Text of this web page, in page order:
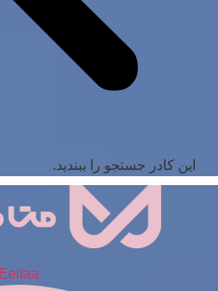
این کادر جستجو را ببندید.
Eeitaa